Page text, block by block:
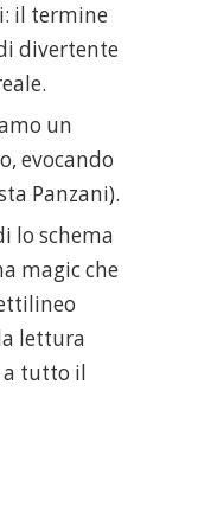
il termine
divertente
un
evocando
Panzani).
lo schema
magic che
lettura
a tutto il